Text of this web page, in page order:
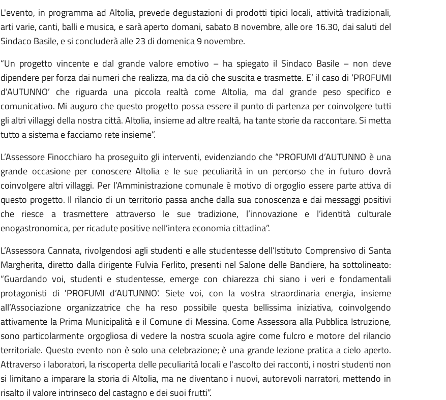
L'evento, in programma ad Altolia, prevede degustazioni di prodotti tipici locali, attività tradizionali,
arti varie, canti, balli e musica, e sarà aperto domani, sabato 8 novembre, alle ore 16.30, dai saluti del
Sindaco Basile, e si concluderà alle 23 di domenica 9 novembre.
“Un progetto vincente e dal grande valore emotivo – ha spiegato il Sindaco Basile – non deve
dipendere per forza dai numeri che realizza, ma da ciò che suscita e trasmette. E’ il caso di ‘PROFUMI
d’AUTUNNO’ che riguarda una piccola realtà come Altolia, ma dal grande peso specifico e
comunicativo. Mi auguro che questo progetto possa essere il punto di partenza per coinvolgere tutti
gli altri villaggi della nostra città. Altolia, insieme ad altre realtà, ha tante storie da raccontare. Si metta
tutto a sistema e facciamo rete insieme”.
L’Assessore Finocchiaro ha proseguito gli interventi, evidenziando che “PROFUMI d’AUTUNNO è una
grande occasione per conoscere Altolia e le sue peculiarità in un percorso che in futuro dovrà
coinvolgere altri villaggi. Per l’Amministrazione comunale è motivo di orgoglio essere parte attiva di
questo progetto. Il rilancio di un territorio passa anche dalla sua conoscenza e dai messaggi positivi
che riesce a trasmettere attraverso le sue tradizione, l’innovazione e l’identità culturale
enogastronomica, per ricadute positive nell’intera economia cittadina”.
L’Assessora Cannata, rivolgendosi agli studenti e alle studentesse dell’Istituto Comprensivo di Santa
Margherita, diretto dalla dirigente Fulvia Ferlito, presenti nel Salone delle Bandiere, ha sottolineato:
“Guardando voi, studenti e studentesse, emerge con chiarezza chi siano i veri e fondamentali
protagonisti di 'PROFUMI d’AUTUNNO'. Siete voi, con la vostra straordinaria energia, insieme
all’Associazione organizzatrice che ha reso possibile questa bellissima iniziativa, coinvolgendo
attivamente la Prima Municipalità e il Comune di Messina. Come Assessora alla Pubblica Istruzione,
sono particolarmente orgogliosa di vedere la nostra scuola agire come fulcro e motore del rilancio
territoriale. Questo evento non è solo una celebrazione; è una grande lezione pratica a cielo aperto.
Attraverso i laboratori, la riscoperta delle peculiarità locali e l'ascolto dei racconti, i nostri studenti non
si limitano a imparare la storia di Altolia, ma ne diventano i nuovi, autorevoli narratori, mettendo in
risalto il valore intrinseco del castagno e dei suoi frutti”.